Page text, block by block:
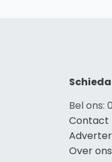
Bel ons:
Contact
Over ons